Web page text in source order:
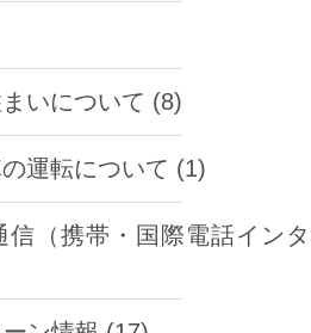
いについて (8)
運転について (1)
信（携帯・国際電話イン